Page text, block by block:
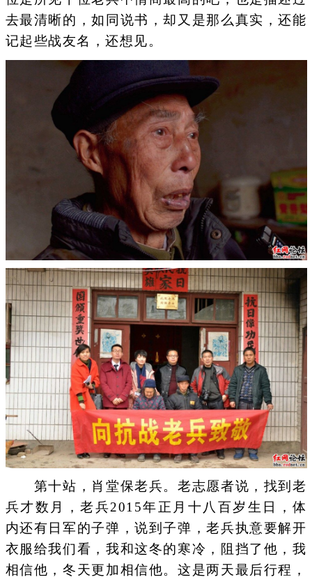
去最清晰的，如同说书，却又是那么真实，还能
记起些战友名，还想见。
第十站，肖堂保老兵。老志愿者说，找到老
兵才数月，老兵2015年正月十八百岁生日，体
内还有日军的子弹，说到子弹，老兵执意要解开
衣服给我们看，我和这冬的寒冷，阻挡了他，我
相信他，冬天更加相信他。这是两天最后行程，